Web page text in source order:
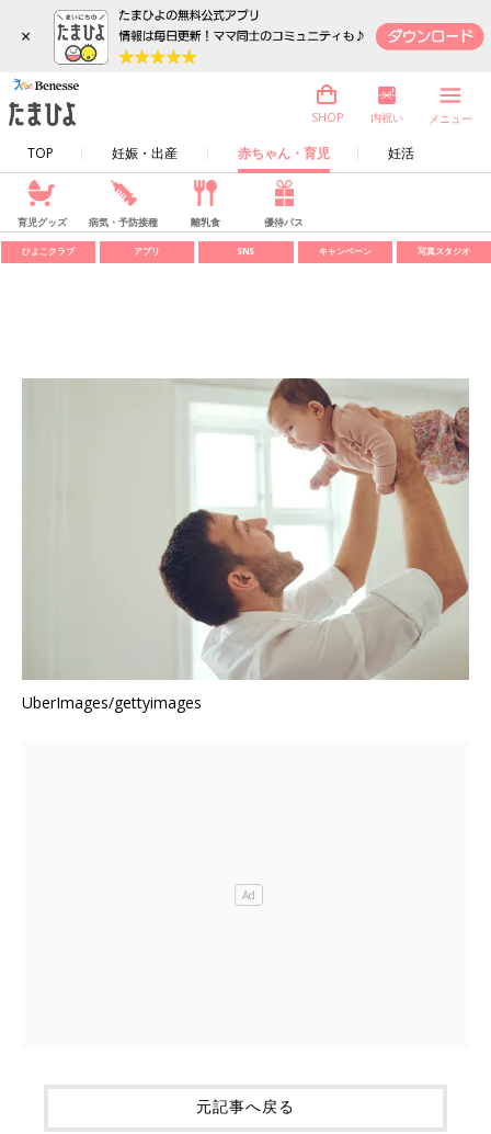
×
TOP 妊娠・出産 赤ちゃん・育児 妊活
SHOP 内祝い メニュー
育児グッズ 病気・予防接種 離乳食 優待パス
ひよこクラブ アプリ SNS キャンペーン 写真スタジオ
UberImages/gettyimages
元記事へ戻る